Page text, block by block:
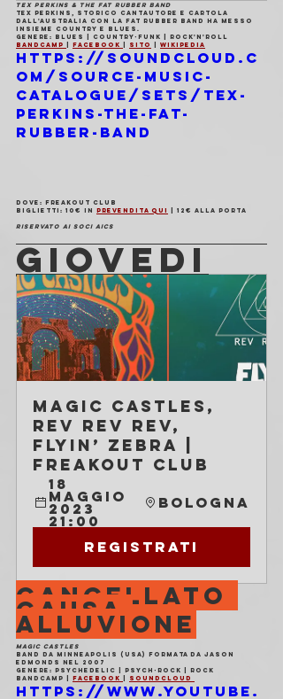
TEX PERKINS & THE FAT RUBBER BAND
Tex Perkins, storico cantautore e cartola
dall'Australia con la Fat Rubber Band ha messo
insieme country e blues.
Genere: blues | country-funk | rock'n'roll
Bandcamp
Facebook Sito Wikipedia
https://soundcloud.c
om/source-music-
catalogue/sets/tex-
perkins-the-fat-
rubber-band
Dove : Freakout Club
Biglietti : 10€ in prevendita qui
| 12€ alla porta
Riservato ai soci AICS
GIOVEDI
Magic Castles,
Rev Rev Rev,
Flyin’ Zebra |
Freakout Club
18
maggio
2023
21:00
Bologna
Registrati
CANCELLATO
CAUSA
ALLUVIONE
MAGIC CASTLES
Band da Minneapolis (USA) formata da Jason
Edmonds nel 2007
Genere: psychedelic | psych-rock | rock
Bandcamp | Facebook Soundcloud
https://www.youtube.